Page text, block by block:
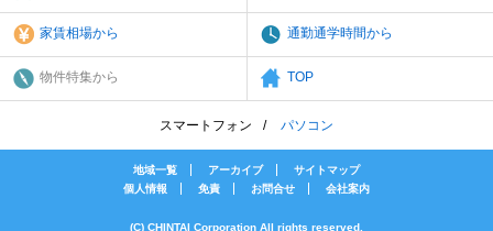
家賃相場から 通勤通学時間から
物件特集から TOP
スマートフォン パソコン
地域一覧 アーカイブ
サイトマップ
個人情報
免責 お問合せ 会社案内
(C) CHINTAI Corporation All rights reserved.